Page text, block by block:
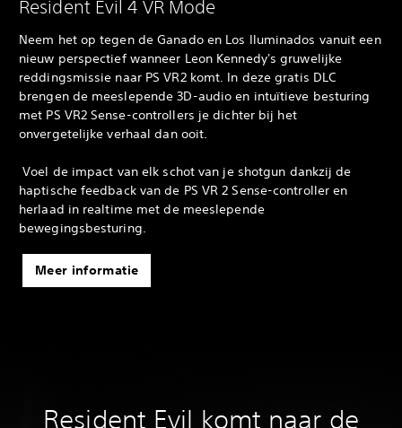
Resident Evil 4 VR Mode
Neem het op tegen de Ganado en Los Iluminados vanuit een
nieuw perspectief wanneer Leon Kennedy's gruwelijke
reddingsmissie naar PS VR2 komt. In deze gratis DLC
brengen de meeslepende 3D-audio en intuïtieve besturing
met PS VR2 Sense-controllers je dichter bij het
onvergetelijke verhaal dan ooit.
‎ Voel de impact van elk schot van je shotgun dankzij de
haptische feedback van de PS VR 2 Sense-controller en
herlaad in realtime met de meeslepende
bewegingsbesturing.‎
Meer informatie
Resident Evil komt naar de